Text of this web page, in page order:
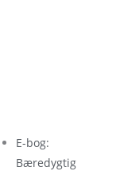
E-bog:
Bæredygtig